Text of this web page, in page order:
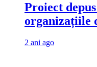
Proiect
organizațiile
2 ani ago